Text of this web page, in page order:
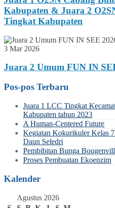
Kabupaten & Juara 2
Tingkat Kabupaten
3 Mar 2026
Juara 2 Umum FUN IN
Pos-pos Terbaru
Juara 1 LCC Tingkat
Kabupaten tahun 2023
A Human-Centered Future
Kegiatan Kokurikuler Kelas
Daun Seledri
Pembibitan Bunga
Proses Pembuatan Ekoenzim
Kalender
Agustus 2026